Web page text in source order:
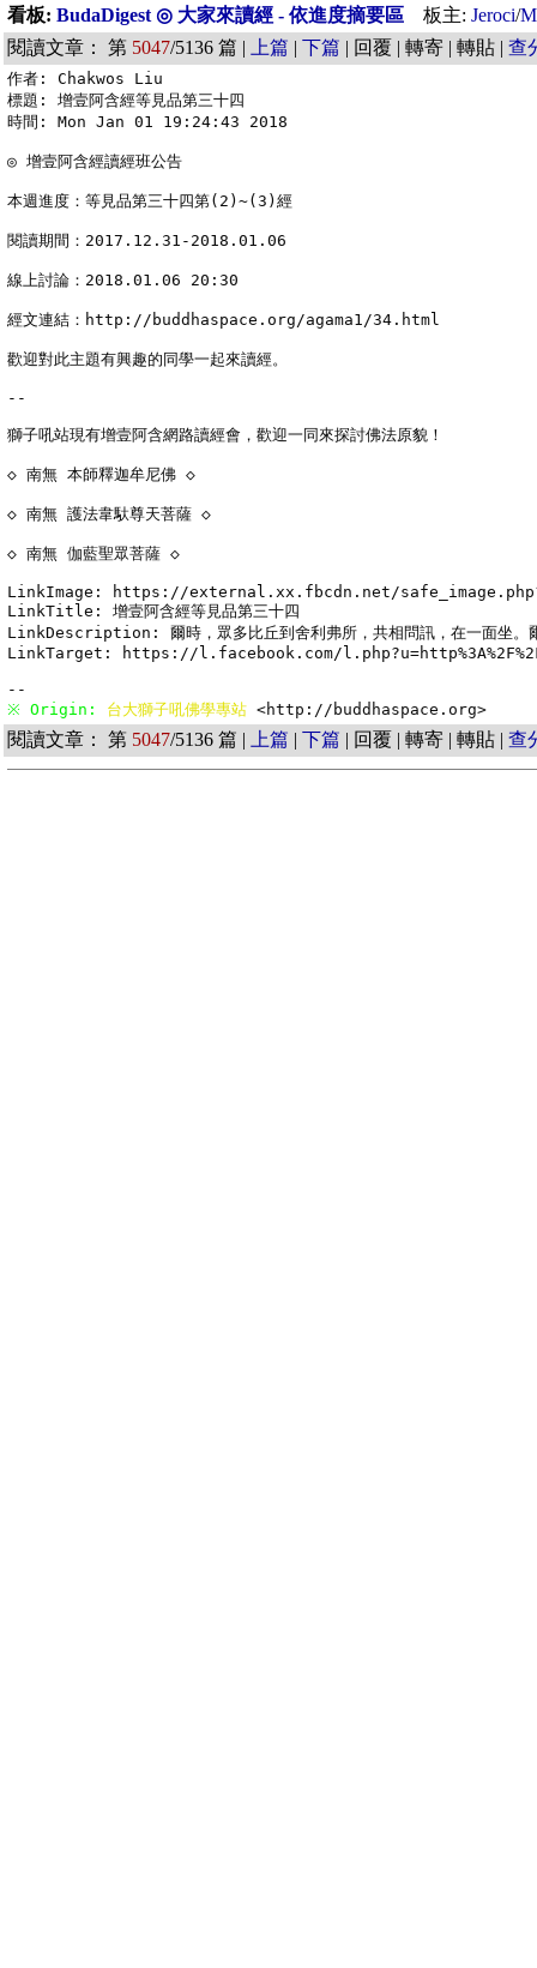
看板: BudaDigest ◎ 大家來讀經 - 依進度摘要區 板主: Jeroci/
閱讀文章： 第 5047/5136 篇 | 上篇 | 下篇 | 回覆 | 轉寄 | 轉貼 | 查
作者: Chakwos Liu
標題: 增壹阿含經等見品第三十四
時間: Mon Jan 01 19:24:43 2018
◎ 增壹阿含經讀經班公告
本週進度：等見品第三十四第(2)~(3)經
閱讀期間：2017.12.31-2018.01.06
線上討論：2018.01.06 20:30
經文連結：http://buddhaspace.org/agama1/34.html
歡迎對此主題有興趣的同學一起來讀經。
--
獅子吼站現有增壹阿含網路讀經會，歡迎一同來探討佛法原貌！
◇ 南無 本師釋迦牟尼佛 ◇
◇ 南無 護法韋馱尊天菩薩 ◇
◇ 南無 伽藍聖眾菩薩 ◇
LinkImage: https://external.xx.fbcdn.net/
LinkTitle: 增壹阿含經等見品第三十四
LinkDescription: 爾時，眾多比丘到舍利弗所，共相問訊，在一面坐。爾
LinkTarget: https://l.facebook.com/
※ Origin: 台大獅子吼佛學專站 <http://buddhaspace.org>
閱讀文章： 第 5047/5136 篇 | 上篇 | 下篇 | 回覆 | 轉寄 | 轉貼 | 查